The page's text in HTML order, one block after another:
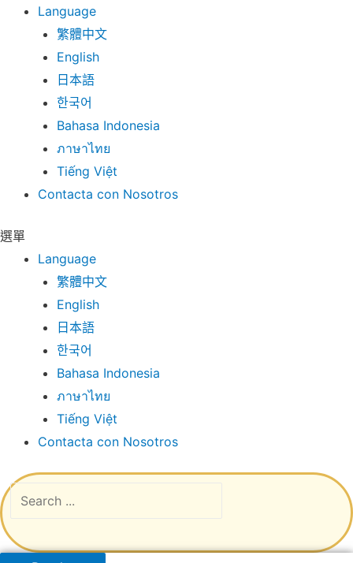
Language
繁體中文
English
日本語
한국어
Bahasa Indonesia
ภาษาไทย
Tiếng Việt
Contacta con Nosotros
選單
Language
繁體中文
English
日本語
한국어
Bahasa Indonesia
ภาษาไทย
Tiếng Việt
Contacta con Nosotros